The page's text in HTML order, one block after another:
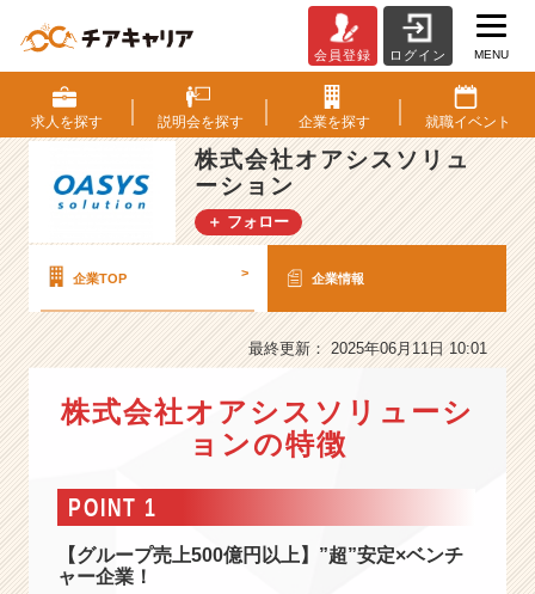
式
会
社
オ
ア
シ
ス
ュ
シ
ン
の
社
-
会員登録 ログイン MENU
求人を探す 説明会を探す 企業を探す 就職イベント
株式会社オアシスソリュ
ーション
＋ フォロー
企業TOP > 企業情報
最終更新： 2025年06月11日 10:01
株式会社オアシスソリューシ
ョンの特徴
POINT 1
【グループ売上500億円以上】”超”安定×ベンチ
ャー企業！